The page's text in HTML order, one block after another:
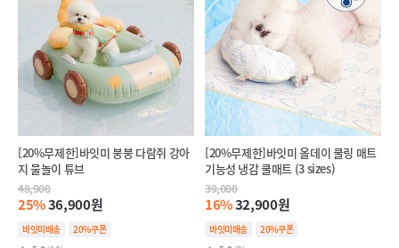
[20%무제한]바잇미 붕붕 다람쥐 강아
지 물놀이 튜브
48,900
25%36,900원
바잇미배송
20%쿠폰
[20%무제한]바잇미 올데이 쿨링 매트
기능성 냉감 쿨매트 (3 sizes)
39,000
16%32,900원
바잇미배송
20%쿠폰